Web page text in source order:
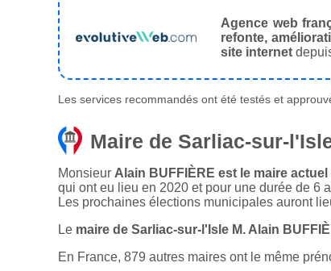
Agence web
refonte,
site internet
Les services recommandés ont été testés et
Maire de Sarliac-sur-
Monsieur Alain BUFFIÈRE est le maire
qui ont eu lieu en 2020 et pour une durée de 6
Les prochaines élections municipales auront
Le maire de Sarliac-sur-l'Isle M. Alain
En France, 879 autres maires ont le même